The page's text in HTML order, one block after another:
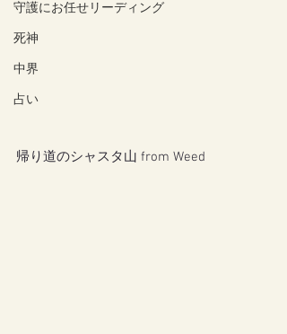
守護にお任せリーディング
死神
中界
占い
帰り道のシャスタ山 from Weed